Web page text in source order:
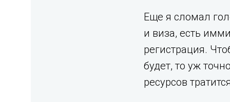
Еще я сломал
и виза, есть
регистрация.
будет, то уж
ресурсов